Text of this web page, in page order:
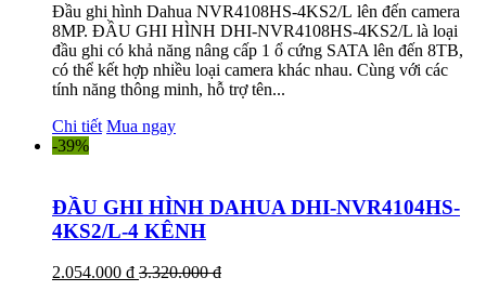
Đầu ghi hình Dahua NVR4108HS-4KS2/L lên đến camera
8MP. ĐẦU GHI HÌNH DHI-NVR4108HS-4KS2/L là loại
đầu ghi có khả năng nâng cấp 1 ổ cứng SATA lên đến 8TB,
có thể kết hợp nhiều loại camera khác nhau. Cùng với các
tính năng thông minh, hỗ trợ tên...
Chi tiết Mua ngay
-39%
ĐẦU GHI HÌNH DAHUA DHI-NVR4104HS-
4KS2/L-4 KÊNH
2.054.000 đ 3.320.000 đ